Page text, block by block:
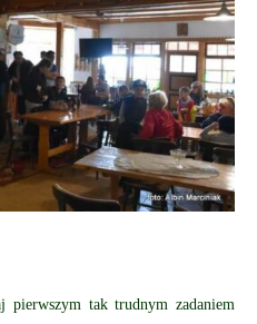
pierwszym tak trudnym zadaniem